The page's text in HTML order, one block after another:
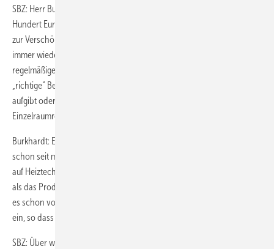
SBZ: Herr Burkhardt, im Preissegment von sagen wir mal „ein paar
Hundert Euro“ gibt es viele schöne Produkte zum Energie sparen oder
zur Verschönerung des Bades. Die Industrie fordert das Handwerk
immer wieder auf, diese Produkte aktiv zu vermarkten, damit der
regelmäßige Kontakt zur Kundschaft erhalten bleibt und damit der
„richtige“ Betrieb angerufen wird, wenn der alte Kessel seinen Geist
aufgibt oder das neue Bad ansteht. Sie haben bei der
Einzelraumregelung Evohome von Honeywell zugegriffen.
Burkhardt: Energieeffizienz ist ein Steckenpferd von mir – und zwar
schon seit meinem Studium der Versorgungstechnik, bei dem ich mich
auf Heiztechnik spezialisiert habe. Bei Evohome sind wir eingestiegen,
als das Produkt Ende 2009 auf den Markt gekommen ist. Wir lernten
es schon vorher als Prototyp kennen und bauten es im eigenen Haus
ein, so dass wir bereits Erfahrungen sammeln konnten.
SBZ: Über welche Wege vermarkten Sie dieses Produkt am